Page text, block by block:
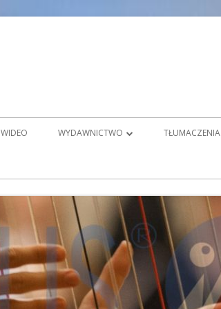
WIDEO WYDAWNICTWO
KARATE TRADYCYJNE DVD KATA 2
ZAMÓWIENIA
WYDAWNICTWO
TŁUMACZENIA